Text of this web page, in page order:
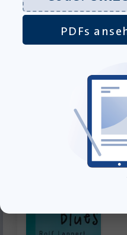
»In den Warenkorb
PDFs